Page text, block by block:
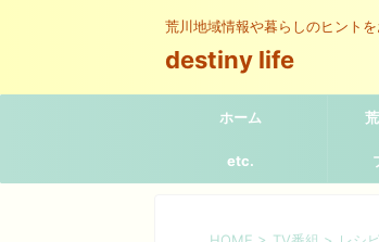
荒川地域情報や暮らしのヒント
destiny life
ホーム
etc.